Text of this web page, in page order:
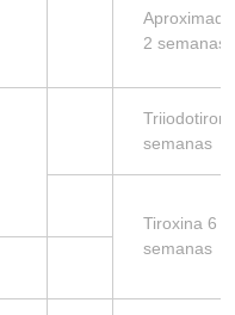
2 semanas
semanas
Tiroxina 6
semanas